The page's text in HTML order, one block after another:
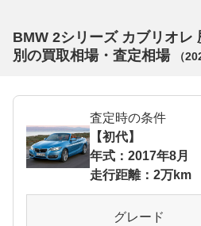
BMW 2シリーズ カブリオレ
別の買取相場・査定相場
（
査定時の条件
【初代】
年式：2017年8月
走行距離：2万km
グレード